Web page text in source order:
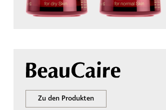
Zu den Produkten